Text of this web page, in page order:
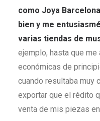
como Joya
bien y me
varias tiendas de
ejemplo, hasta que
económicas de
cuando resultaba muy
exportar que el rédito
venta de mis piezas